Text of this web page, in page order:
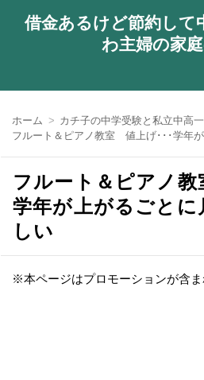
借金あるけど節約して
わ主婦の家
ホーム
カチ子の中学受験と私立中高
フルート＆ピアノ教室 値上げ･･･学年
フルート＆ピアノ
学年が上がるごとに
しい
※本ページはプロモーションが含ま